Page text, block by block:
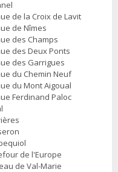
de la Croix de Lavit
de Nîmes
des Champs
des Deux Ponts
des Garrigues
du Chemin Neuf
du Mont Aigoual
Ferdinand Paloc
de l'Europe
de Val-Marie